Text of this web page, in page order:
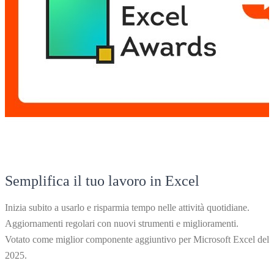
Semplifica il tuo lavoro in Excel
Inizia subito a usarlo e risparmia tempo nelle attività quotidiane.
Aggiornamenti regolari con nuovi strumenti e miglioramenti.
Votato come miglior componente aggiuntivo per Microsoft Excel del
2025.